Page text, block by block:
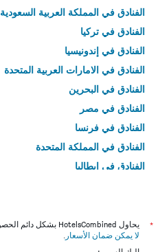
الفنادق في المملكة العربية السعودية
الفنادق في تركيا
الفنادق في إندونيسيا
الفنادق في الامارات العربية المتحدة
الفنادق في البحرين
الفنادق في مصر
الفنادق في فرنسا
الفنادق في المملكة المتحدة
الفنادق في إيطاليا
*
يحاول HotelsCombined بشكل دائم الحصول على الأسعار الدقيقة، ولكن
لا يمكن ضمان الأسعار .